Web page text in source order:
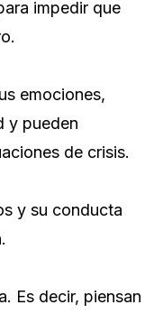
impedir que
emociones,
y pueden
de crisis.
y su conducta
Es decir, piensan